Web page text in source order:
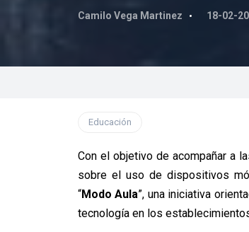
Camilo Vega Martinez 18-02-
Educación
Con el objetivo de acompañar a
sobre el uso de dispositivos
“Modo Aula”, una iniciativa
tecnología en los